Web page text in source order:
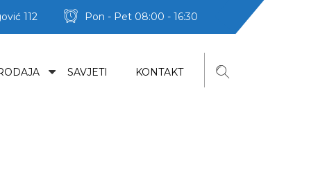
112 Pon - Pet 08:00 - 16:30
SAVJETI KONTAKT